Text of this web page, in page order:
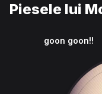
Piesele lui
goon goon!!